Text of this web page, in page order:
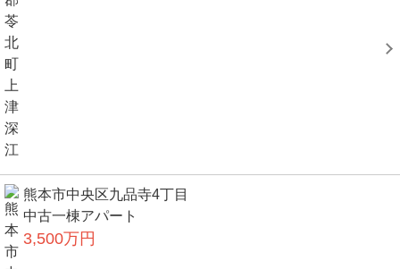
熊本市中央区九品寺4丁目
中古一棟アパート
3,500万円